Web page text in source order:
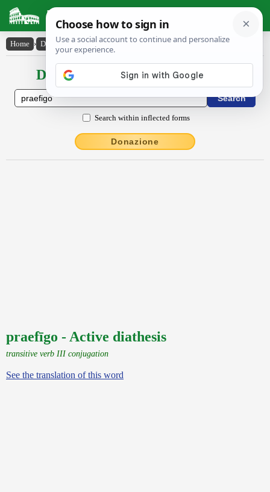
Latin Dictionary
Home › Declensions / Conjugations › praefīgo
Declensions / Conjugations latin
Search within inflected forms
Donazione
praefīgo - Active diathesis
transitive verb III conjugation
See the translation of this word